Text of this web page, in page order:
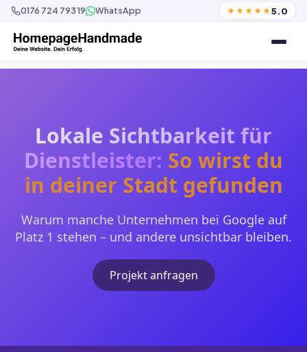
0176 724 793 19 WhatsApp ★★★★★5.0
Lokale Sichtbarkeit für
Dienstleister: So wirst du
in deiner Stadt gefunden
Warum manche Unternehmen bei Google auf
Platz 1 stehen – und andere unsichtbar bleiben.
Projekt anfragen